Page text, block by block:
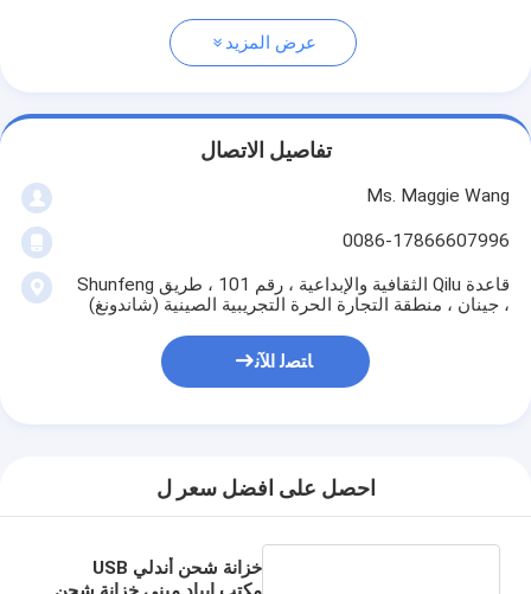
عرض المزيد
تفاصيل الاتصال
Ms. Maggie Wang
0086-17866607996
قاعدة Qilu الثقافية والإبداعية ، رقم 101 ، طريق Shunfeng
، جينان ، منطقة التجارة الحرة التجريبية الصينية (شاندونغ)
ﺎﺘﺼﻟ ﺍﻶﻧ
احصل على افضل سعر ل
خزانة شحن أندلي USB